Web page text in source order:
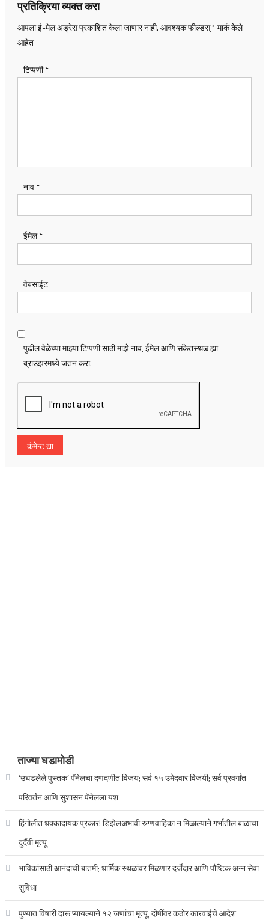
प्रतिक्रिया व्यक्त करा
आपला ई-मेल अड्रेस प्रकाशित केला जाणार नाही.आवश्यक फील्डस्*मार्क केले
आहेत
टिप्पणी*
नाव*
ईमेल*
वेबसाईट
पुढील वेळेच्या माझ्या टिप्पणी साठी माझे नाव, ईमेल आणि संकेतस्थळ ह्या
ब्राउझरमध्ये जतन करा.
ताज्या घडामोडी
‘उघडलेले पुस्तक’ पॅनेलचा दणदणीत विजय; सर्व १५ उमेदवार विजयी; सर्व प्रवर्गांत
परिवर्तन आणि सुशासन पॅनेलला यश
हिंगोलीत धक्कादायक प्रकार! डिझेलअभावी रुग्णवाहिका न मिळाल्याने गर्भातील बाळाचा
दुर्दैवी मृत्यू
भाविकांसाठी आनंदाची बातमी; धार्मिक स्थळांवर मिळणार दर्जेदार आणि पौष्टिक अन्न सेवा
सुविधा
पुण्यात विषारी दारू प्यायल्याने १२ जणांचा मृत्यू, दोषींवर कठोर कारवाईचे आदेश